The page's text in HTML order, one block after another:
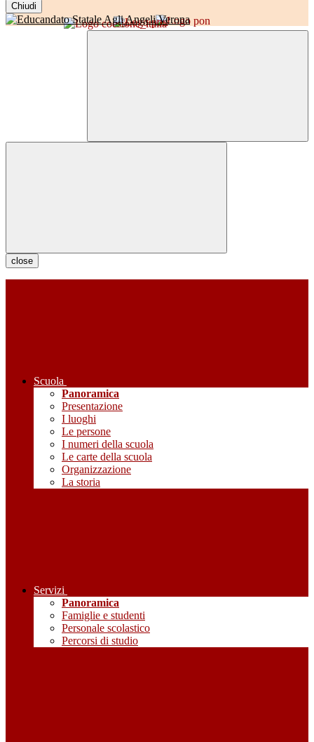
Chiudi
close
Scuola
Panoramica
Presentazione
I luoghi
Le persone
I numeri della scuola
Le carte della scuola
Organizzazione
La storia
Servizi
Panoramica
Famiglie e studenti
Personale scolastico
Percorsi di studio